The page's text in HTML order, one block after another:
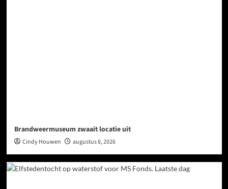
Brandweermuseum zwaait locatie uit
Cindy Houwen augustus 8, 2026